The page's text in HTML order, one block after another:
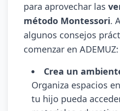
para aprovechar las
método Montessori.
algunos consejos
comenzar en ADEMUZ:
Crea un
Organiza espacios
tu hijo pueda